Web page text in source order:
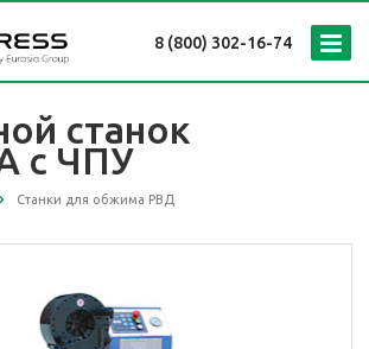
8 (800) 302-16-74
станок
с ЧПУ
Станки для обжима РВД